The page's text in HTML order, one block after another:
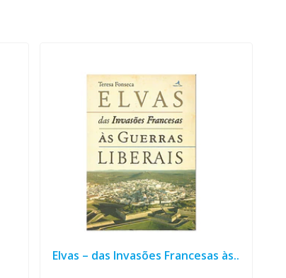
Elvas – das Invasões Francesas às..